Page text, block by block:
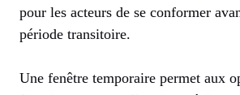
pour les acteurs de se conformer
période transitoire.
Une fenêtre temporaire permet aux